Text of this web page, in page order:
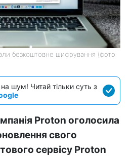
безкоштовне шифрування (фото:
шум! Читай тільки суть з
Proton оголосила
свого
сервісу Proton